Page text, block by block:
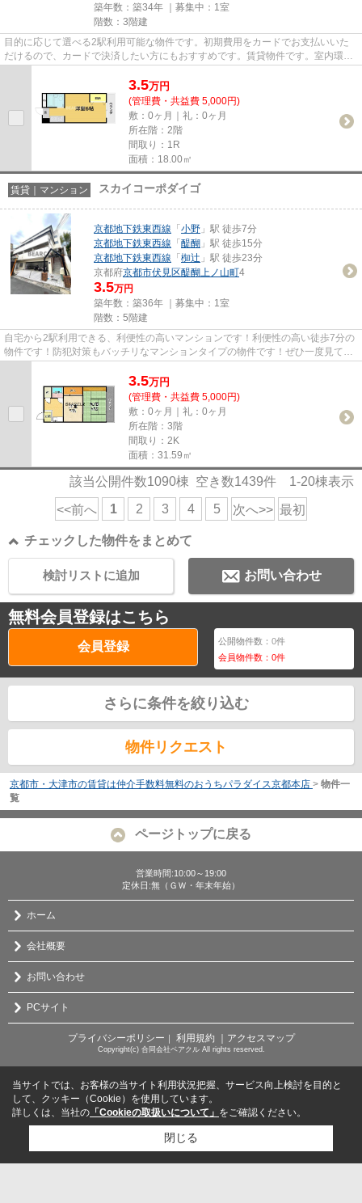
築年数：築34年 ｜募集中： 1室
階数：3階建
目的に応じて選べる2駅利用可能な物件です。初期費用をカードでお支払いいた
だけるので、カードで決済したい方にもおすすめです。賃貸物件です。室内環境
3.5万円
(管理費・共益費 5,000円)
敷：0ヶ月｜礼：0ヶ月
所在階：2階
間取り：1R
面積：18.00㎡
賃貸｜マンション スカイコーポダイゴ
京都地下鉄東西線 「 小野 」駅 徒歩7分
京都地下鉄東西線 「 醍醐 」駅 徒歩15分
京都地下鉄東西線 「 椥辻 」駅 徒歩23分
京都府京都市伏見区醍醐上ノ山町4
3.5万円
築年数：築36年 ｜募集中： 1室
階数：5階建
自宅から2駅利用できる、利便性の高いマンションです！利便性の高い徒歩7分の
物件です！防犯対策もバッチリなマンションタイプの物件です！ぜひ一度見てい
3.5万円
(管理費・共益費 5,000円)
敷：0ヶ月｜礼：0ヶ月
所在階：3階
間取り：2K
面積：31.59㎡
該当公開件数1090棟 空き数1439件 1-20棟表示
<<前へ 1 2 3 4 5 次へ>> 最初
チェックした物件をまとめて
お問い合わせ
検討リストに追加
無料会員登録はこちら
会員登録 公開物件数：0件
会員物件数：0件
さらに条件を絞り込む
物件リクエスト
京都市・大津市の賃貸は仲介手数料無料のおうちパラダイス京都本店 > 物件一
覧
ページトップに戻る
営業時間:10:00～19:00
定休日:無（ＧＷ・年末年始）
ホーム
会社概要
お問い合わせ
PCサイト
プライバシーポリシー ｜ 利用規約 ｜アクセスマップ
Copyright(c) 合同会社ベアクル All rights reserved.
当サイトでは、お客様の当サイト利用状況把握、サービス向上検討を目的と
して、クッキー（Cookie）を使用しています。
詳しくは、当社の 「Cookieの取扱いについて」 をご確認ください。
閉じる